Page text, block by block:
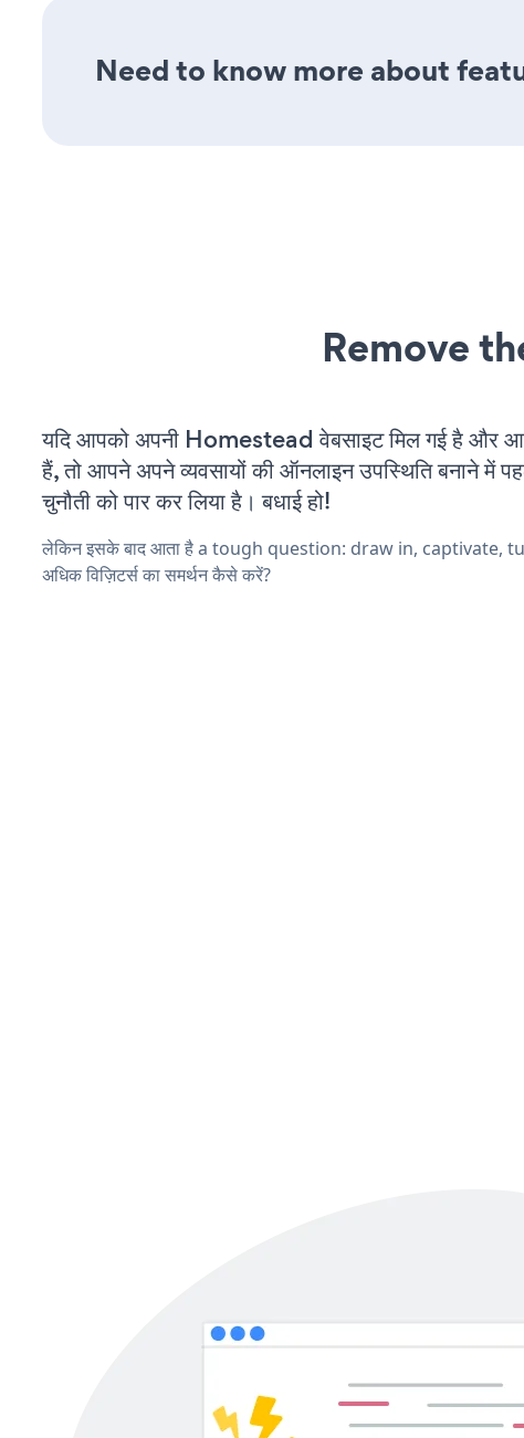
Need to know more about
Remove
यदि आपको अपनी Homestead वेबसाइट मिल गई है और
हैं, तो आपने अपने व्यवसायों की ऑनलाइन उपस्थिति बनाने में
चुनौती को पार कर लिया है। बधाई हो!
लेकिन इसके बाद आता है a tough question: draw in, captivate,
अधिक विज़िटर्स का समर्थन कैसे करें?